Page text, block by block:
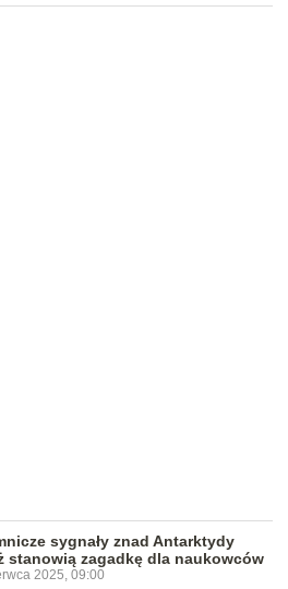
sygnały znad Antarktydy
stanowią zagadkę dla naukowców
2025, 09:00